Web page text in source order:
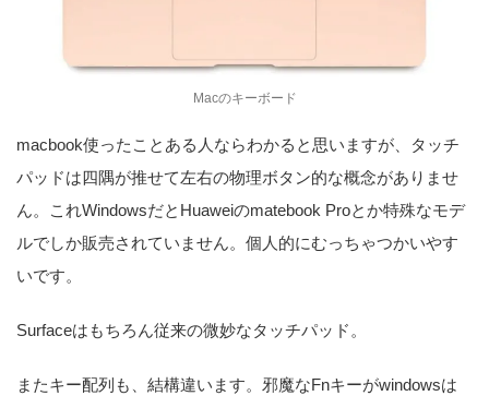
Macのキーボード
macbook使ったことある人ならわかると思いますが、タッチ
パッドは四隅が推せて左右の物理ボタン的な概念がありませ
ん。これWindowsだとHuaweiのmatebook Proとか特殊なモデ
ルでしか販売されていません。個人的にむっちゃつかいやす
いです。
Surfaceはもちろん従来の微妙なタッチパッド。
またキー配列も、結構違います。邪魔なFnキーがwindowsは